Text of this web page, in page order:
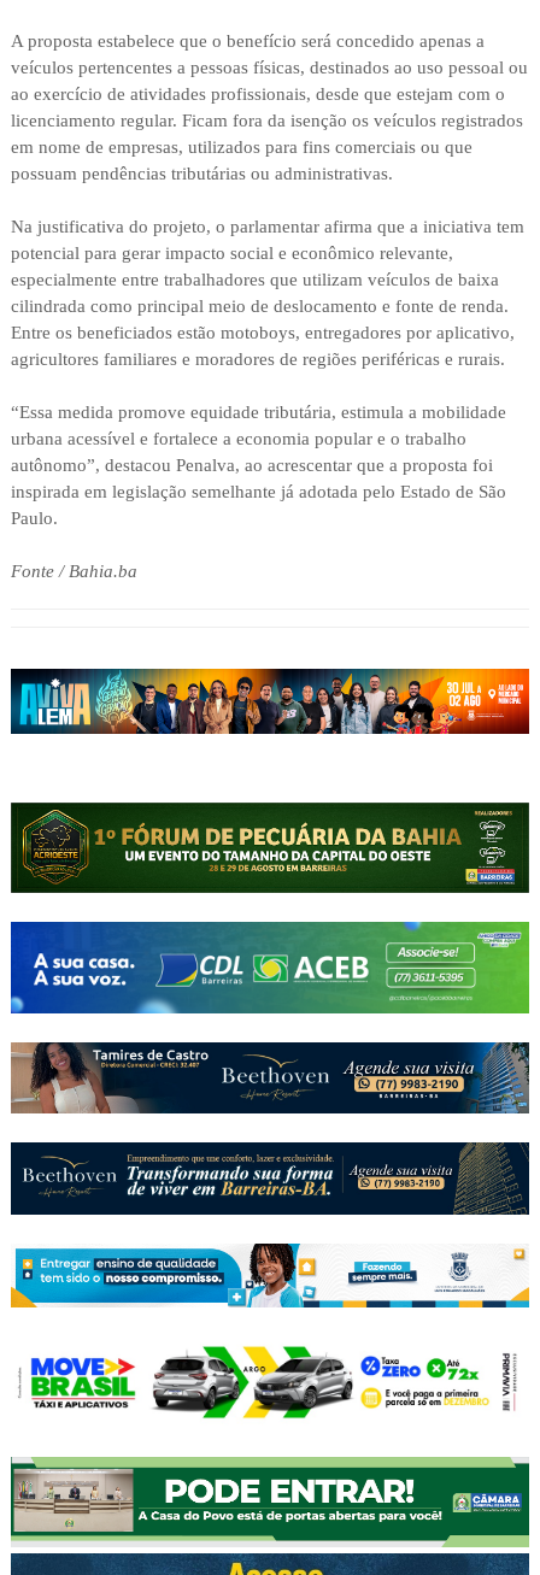
A proposta estabelece que o benefício será concedido apenas a
veículos pertencentes a pessoas físicas, destinados ao uso pessoal ou
ao exercício de atividades profissionais, desde que estejam com o
licenciamento regular. Ficam fora da isenção os veículos registrados
em nome de empresas, utilizados para fins comerciais ou que
possuam pendências tributárias ou administrativas.
Na justificativa do projeto, o parlamentar afirma que a iniciativa tem
potencial para gerar impacto social e econômico relevante,
especialmente entre trabalhadores que utilizam veículos de baixa
cilindrada como principal meio de deslocamento e fonte de renda.
Entre os beneficiados estão motoboys, entregadores por aplicativo,
agricultores familiares e moradores de regiões periféricas e rurais.
“Essa medida promove equidade tributária, estimula a mobilidade
urbana acessível e fortalece a economia popular e o trabalho
autônomo”, destacou Penalva, ao acrescentar que a proposta foi
inspirada em legislação semelhante já adotada pelo Estado de São
Paulo.
Fonte / Bahia.ba